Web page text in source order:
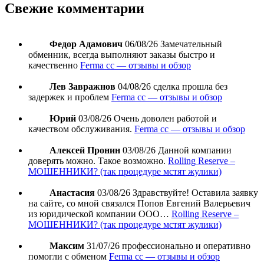
Свежие комментарии
Федор Адамович 06/08/26 Замечательный
обменник, всегда выполняют заказы быстро и
качественно Ferma cc — отзывы и обзор
Лев Завражнов 04/08/26 сделка прошла без
задержек и проблем Ferma cc — отзывы и обзор
Юрий 03/08/26 Очень доволен работой и
качеством обслуживания. Ferma cc — отзывы и обзор
Алексей Пронин 03/08/26 Данной компании
доверять можно. Такое возможно. Rolling Reserve –
МОШЕННИКИ? (так процедуре мстят жулики)
Анастасия 03/08/26 Здравствуйте! Оставила заявку
на сайте, со мной связался Попов Евгений Валерьевич
из юридической компании ООО… Rolling Reserve –
МОШЕННИКИ? (так процедуре мстят жулики)
Максим 31/07/26 профессионально и оперативно
помогли с обменом Ferma cc — отзывы и обзор